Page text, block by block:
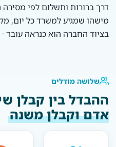
דרך ברורות ותשלום לפי
מישהו שמגיע למשרד כל יום,
בציוד החברה הוא כנראה עובד
שלושה מודלים
ההבדל בין קבלן
אדם וקבלן משנה